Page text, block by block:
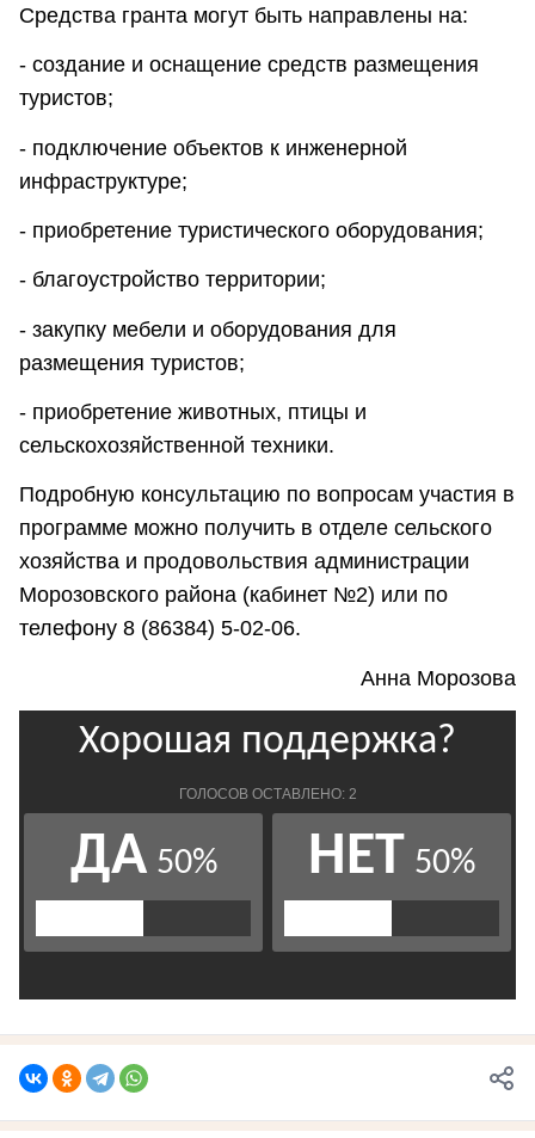
Средства гранта могут быть направлены на:
- создание и оснащение средств размещения
туристов;
- подключение объектов к инженерной
инфраструктуре;
- приобретение туристического оборудования;
- благоустройство территории;
- закупку мебели и оборудования для
размещения туристов;
- приобретение животных, птицы и
сельскохозяйственной техники.
Подробную консультацию по вопросам участия в
программе можно получить в отделе сельского
хозяйства и продовольствия администрации
Морозовского района (кабинет №2) или по
телефону 8 (86384) 5-02-06.
Анна Морозова